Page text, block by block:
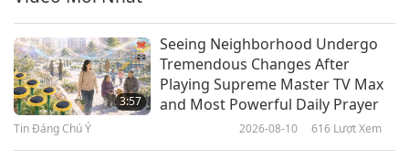
16:47
Tìm Sự Mãn Nguyện Qua Hiểu
Biết Về Cái Chết: Trích Tuyển Các
Tác Phẩm Của Pierre Gassendi
(trường chay), Phần 1/2
3:57
Seeing Neighborhood Undergo
Tremendous Changes After
Playing Supreme Master TV Max
and Most Powerful Daily Prayer
Tin Đáng Chú Ý 2026-08-10 616 Lượt Xem